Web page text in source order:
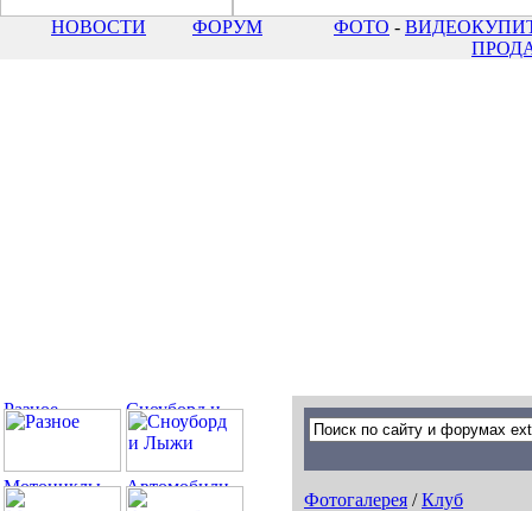
НОВОСТИ ФОРУМ ФОТО - ВИДЕО
Фотогалерея /Клуб